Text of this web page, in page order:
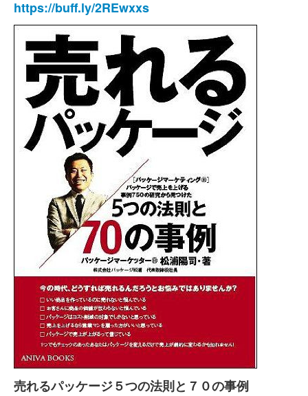
https://buff.ly/2REwxxs
売れるパッケージ５つの法則と７０の事例